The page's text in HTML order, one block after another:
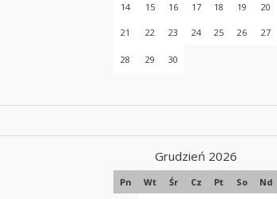
14 15 16 17 18 19 20
21 22 23 24 25 26 27
28 29 30
Grudzień 2026
Pn Wt Śr Cz Pt So
Nd